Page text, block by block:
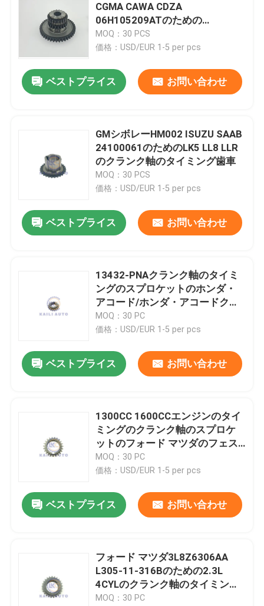
家へ
ビデオ
工場 ツアー
連絡 ください
CGMA CAWA CDZA
06H105209ATのための
06H105209AIクランク軸のタイ
ミングのスプロケット
MOQ：30 PCS
価格：USD/EUR 1-5 per pcs
ベストプライス お問い合わせ
GMシボレーHM002 ISUZU SAAB
24100061のためのLK5 LL8 LLR
のクランク軸のタイミング歯車
MOQ：30 PCS
価格：USD/EUR 1-5 per pcs
ベストプライス お問い合わせ
13432-PNAクランク軸のタイミ
ングのスプロケットのホンダ・
アコード/ホンダ・アコードクー
ペの要素CR-V ACURA K24Z3
K24A1 K24Z K24A2
MOQ：30 PC
価格：USD/EUR 1-5 per pcs
ベストプライス お問い合わせ
1300CC 1600CCエンジンのタイ
ミングのクランク軸のスプロケ
ットのフォード マツダのフェス
タの焦点ZJ01-11-316
MOQ：30 PC
価格：USD/EUR 1-5 per pcs
ベストプライス お問い合わせ
フォード マツダ3L8Z6306AA
L305-11-316Bのための2.3L
4CYLのクランク軸のタイミング
のスプロケット ギヤ
MOQ：30 PC